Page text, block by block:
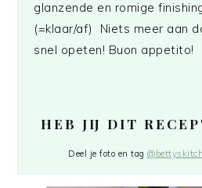
glanzende en romige
(=klaar/af) Niets meer aan
snel opeten! Buon appetito!
HEB JIJ DIT
Deel je foto en tag